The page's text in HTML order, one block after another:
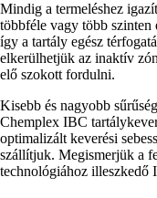
Mindig a termeléshez
többféle vagy több szinten
így a tartály egész
elkerülhetjük az inaktív
elő szokott fordulni.
Kisebb és nagyobb
Chemplex IBC
optimalizált keverési
szállítjuk. Megismerjük a
technológiához illeszkedő